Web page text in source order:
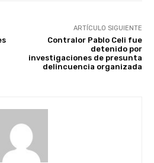
ARTÍCULO SIGUIENTE
Contralor Pablo Celi fue
detenido por
investigaciones de presunta
delincuencia organizada